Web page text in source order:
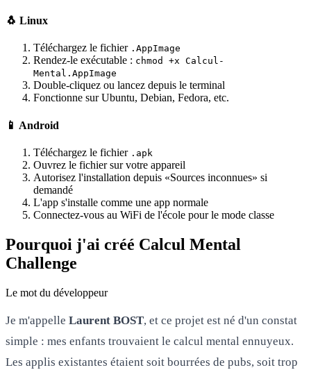
🐧 Linux
Téléchargez le fichier .AppImage
Rendez-le exécutable : chmod +x Calcul-
Mental.AppImage
Double-cliquez ou lancez depuis le terminal
Fonctionne sur Ubuntu, Debian, Fedora, etc.
📱 Android
Téléchargez le fichier .apk
Ouvrez le fichier sur votre appareil
Autorisez l'installation depuis «Sources inconnues» si
demandé
L'app s'installe comme une app normale
Connectez-vous au WiFi de l'école pour le mode classe
Pourquoi j'ai créé Calcul Mental
Challenge
Le mot du développeur
Je m'appelle Laurent BOST, et ce projet est né d'un constat
simple : mes enfants trouvaient le calcul mental ennuyeux.
Les applis existantes étaient soit bourrées de pubs, soit trop